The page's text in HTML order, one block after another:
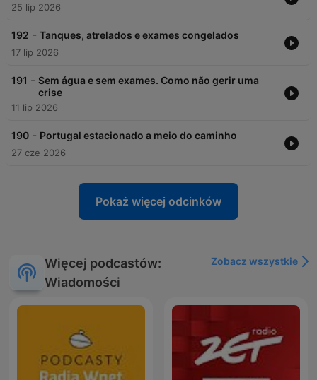
25 lip 2026
192 - Tanques, atrelados e exames congelados
17 lip 2026
191 - Sem água e sem exames. Como não gerir uma
crise
11 lip 2026
190 - Portugal estacionado a meio do caminho
27 cze 2026
Pokaż więcej odcinków
Więcej podcastów:
Wiadomości
Zobacz wszystkie